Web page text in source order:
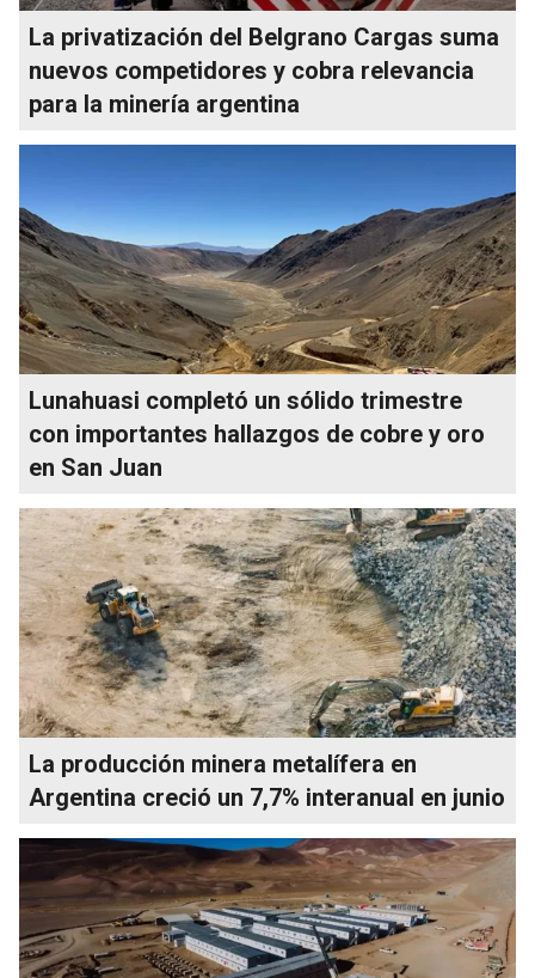
La privatización del Belgrano Cargas suma
nuevos competidores y cobra relevancia
para la minería argentina
Lunahuasi completó un sólido trimestre
con importantes hallazgos de cobre y oro
en San Juan
La producción minera metalífera en
Argentina creció un 7,7% interanual en junio